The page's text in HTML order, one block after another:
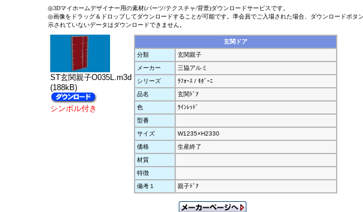
◎3Dマイホームデザイナー用の素材(パーツ/テクスチャ/背景)ダウンロードサービスです。
◎画像をドラッグ＆ドロップしてダウンロードすることが可能です。準会員でご入場された場合、ダウンロードボタ
示されていないデータはダウンロードできません。
ST玄関親子O035L.m3d
(188kB)
シンボル付き
玄関ドア
分類
玄関親子
メーカー
三協アルミ
シリーズ
ﾗﾌｫｰｽ / ﾓﾀﾞｰﾆ
品名
玄関ﾄﾞｱ
色
ﾗｲﾝﾚｯﾄﾞ
型番
サイズ
W1235×H2330
価格
生産終了
材質
特徴
備考１
親子ﾄﾞｱ